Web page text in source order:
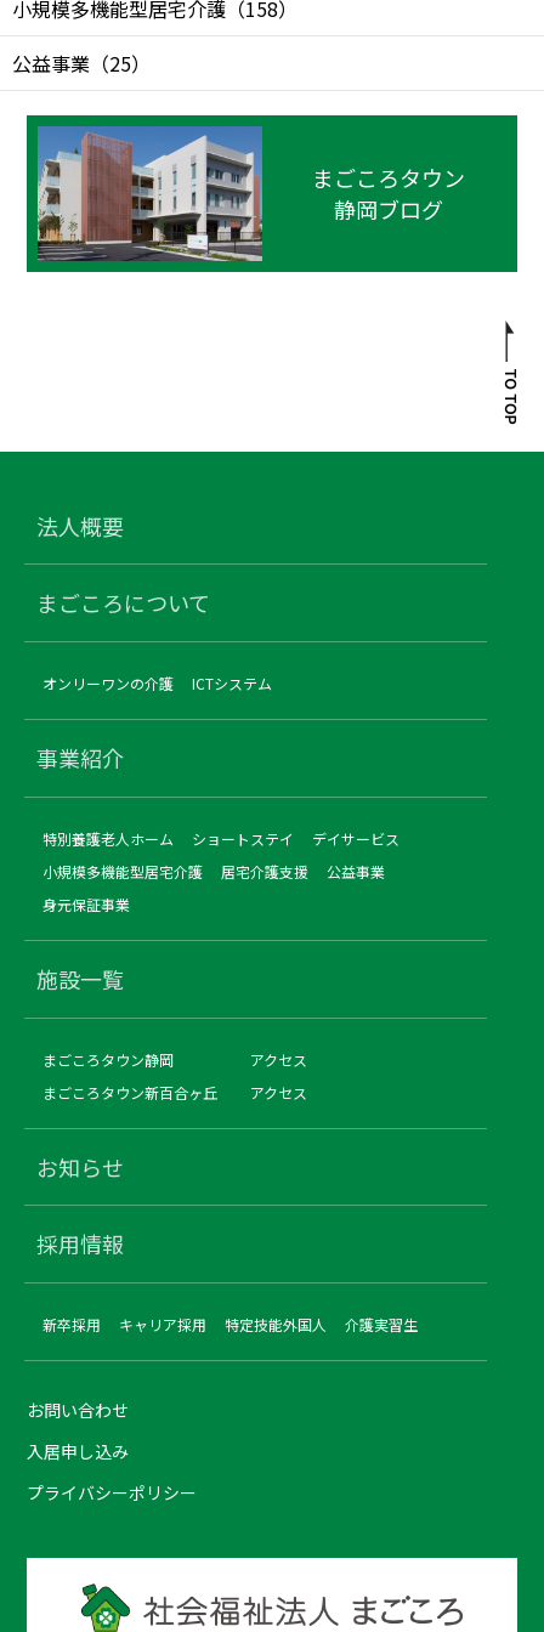
小規模多機能型居宅介護 （158）
公益事業 （25）
まごころタウン
静岡ブログ
法人概要
まごころについて
オンリーワンの介護 ICTシステム
事業紹介
特別養護老人ホーム ショートステイ
デイサービス
小規模多機能型居宅介護
居宅介護支援
公益事業
身元保証事業
施設一覧
まごころタウン静岡
アクセス
まごころタウン新百合ヶ丘
アクセス
お知らせ
採用情報
新卒採用 キャリア採用 特定技能外国人 介護実習生
お問い合わせ
入居申し込み
プライバシーポリシー